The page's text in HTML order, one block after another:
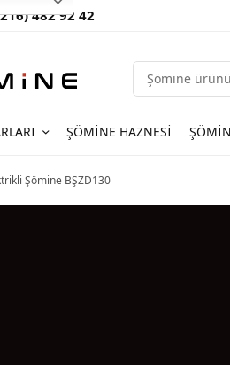
482 92 42
ŞÖMINE HAZNESI
Şömine BŞZD130